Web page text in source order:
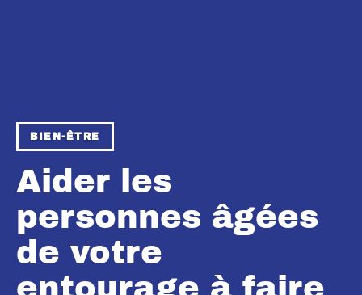
BIEN-ÊTRE
Aider les
personnes âgées
de votre